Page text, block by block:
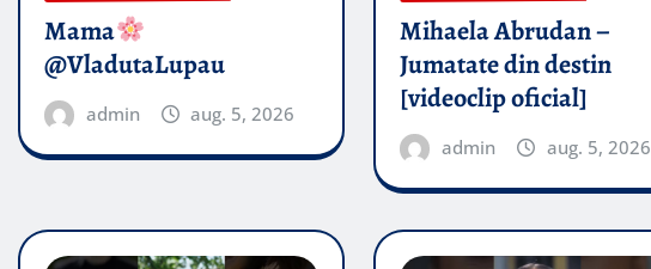
Mama
@VladutaLupau
admin aug. 5, 2026
Mihaela Abrudan –
Jumatate din destin
[videoclip oficial]
admin aug. 5, 2026